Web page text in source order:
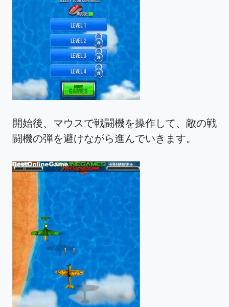
開始後、マウスで戦闘機を操作して、敵の戦
闘機の弾を避けながら進んでいきます。